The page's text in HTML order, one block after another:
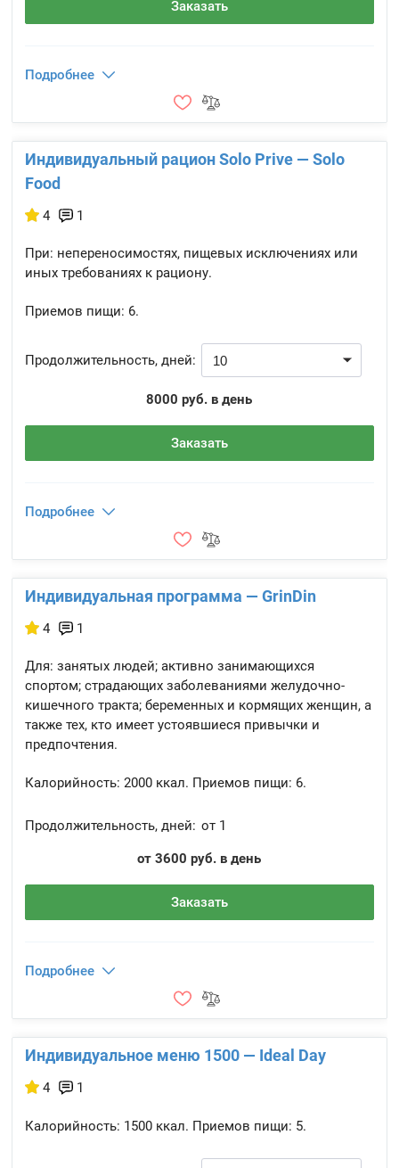
Заказать
Подробнее
Индивидуальный рацион Solo Prive — Solo
Food
4 1
При: непереносимостях, пищевых исключениях или
иных требованиях к рациону.
Приемов пищи: 6.
Продолжительность, дней:
8000 руб. в день
Заказать
Подробнее
Индивидуальная программа — GrinDin
4 1
Для: занятых людей; активно занимающихся
спортом; страдающих заболеваниями желудочно-
кишечного тракта; беременных и кормящих женщин, а
также тех, кто имеет устоявшиеся привычки и
предпочтения.
Калорийность: 2000 ккал. Приемов пищи: 6.
Продолжительность, дней: от 1
от 3600 руб. в день
Заказать
Подробнее
Индивидуальное меню 1500 — Ideal Day
4 1
Калорийность: 1500 ккал. Приемов пищи: 5.